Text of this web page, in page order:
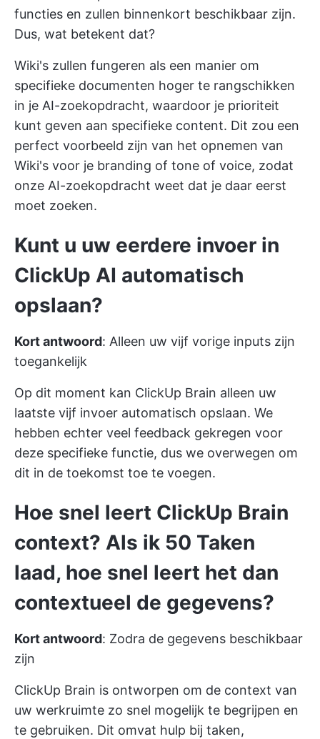
functies en zullen binnenkort beschikbaar zijn.
Dus, wat betekent dat?
Wiki's zullen fungeren als een manier om
specifieke documenten hoger te rangschikken
in je AI-zoekopdracht, waardoor je prioriteit
kunt geven aan specifieke content. Dit zou een
perfect voorbeeld zijn van het opnemen van
Wiki's voor je branding of tone of voice, zodat
onze AI-zoekopdracht weet dat je daar eerst
moet zoeken.
Kunt u uw eerdere invoer in
ClickUp AI automatisch
opslaan?
Kort antwoord: Alleen uw vijf vorige inputs zijn
toegankelijk
Op dit moment kan ClickUp Brain alleen uw
laatste vijf invoer automatisch opslaan. We
hebben echter veel feedback gekregen voor
deze specifieke functie, dus we overwegen om
dit in de toekomst toe te voegen.
Hoe snel leert ClickUp Brain
context? Als ik 50 Taken
laad, hoe snel leert het dan
contextueel de gegevens?
Kort antwoord: Zodra de gegevens beschikbaar
zijn
ClickUp Brain is ontworpen om de context van
uw werkruimte zo snel mogelijk te begrijpen en
te gebruiken. Dit omvat hulp bij taken,